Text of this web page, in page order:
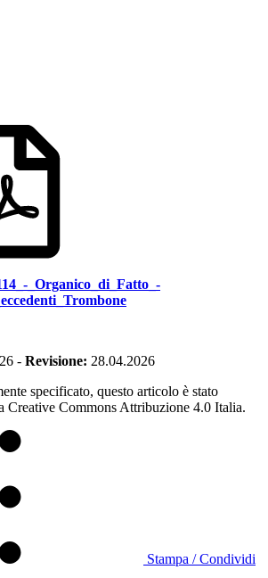
_Organico_di_Fatto_-
- Revisione: 28.04.2026
specificato, questo articolo è stato
Creative Commons Attribuzione 4.0 Italia.
Stampa / Condividi